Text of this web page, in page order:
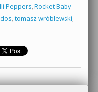
Peppers, Rocket Baby
, tomasz wróblewski,